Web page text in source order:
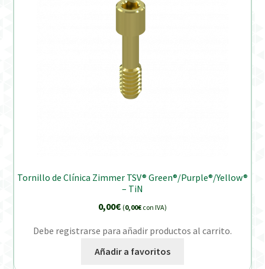
Tornillo de Clínica Zimmer TSV® Green®/Purple®/Yellow®
– TiN
0,00€ (0,00€ con IVA)
Debe registrarse para añadir productos al carrito.
Añadir a favoritos